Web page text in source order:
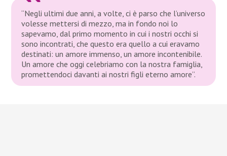
“Negli ultimi due anni, a volte, ci è parso che l’universo
volesse mettersi di mezzo, ma in fondo noi lo
sapevamo, dal primo momento in cui i nostri occhi si
sono incontrati, che questo era quello a cui eravamo
destinati: un amore immenso, un amore incontenibile.
Un amore che oggi celebriamo con la nostra famiglia,
promettendoci davanti ai nostri figli eterno amore”.